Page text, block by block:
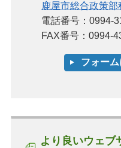
鹿屋市総合政策
電話番号：0994-
FAX番号：0994-
より良いウェブ